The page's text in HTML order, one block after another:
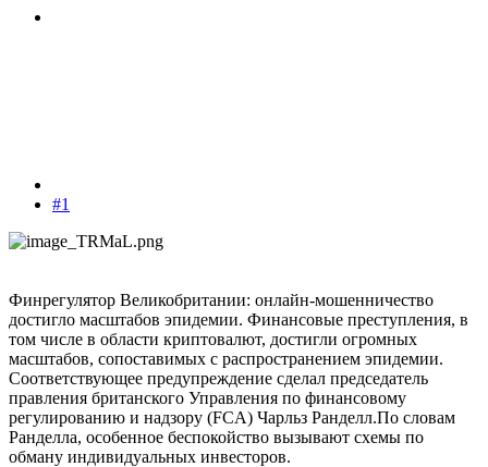
#1
Финрегулятор Великобритании: онлайн-мошенничество
достигло масштабов эпидемии. Финансовые преступления, в
том числе в области криптовалют, достигли огромных
масштабов, сопоставимых с распространением эпидемии.
Соответствующее предупреждение сделал председатель
правления британского Управления по финансовому
регулированию и надзору (FCA) Чарльз Ранделл.По словам
Ранделла, особенное беспокойство вызывают схемы по
обману индивидуальных инвесторов.